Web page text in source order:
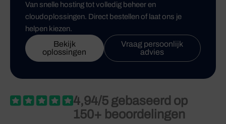
Van snelle hosting tot volledig beheer en
cloudoplossingen. Direct bestellen of laat ons je
helpen kiezen.
Bekijk
oplossingen
Vraag persoonlijk
advies
4,94/5 gebaseerd op
150+ beoordelingen